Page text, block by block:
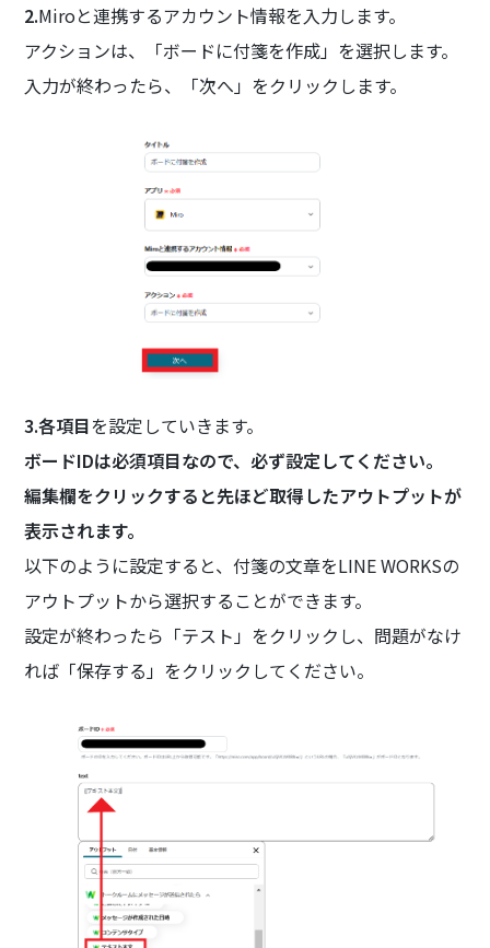
2.Miroと連携するアカウント情報を入力します。
アクションは、「ボードに付箋を作成」を選択します。
入力が終わったら、「次へ」をクリックします。
3.各項目を設定していきます。
ボードIDは必須項目なので、必ず設定してください。
編集欄をクリックすると先ほど取得したアウトプットが
表示されます。
以下のように設定すると、付箋の文章をLINE WORKSの
アウトプットから選択することができます。
設定が終わったら「テスト」をクリックし、問題がなけ
れば「保存する」をクリックしてください。